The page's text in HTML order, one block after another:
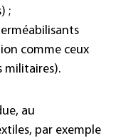
;
comme ceux
militaires).
au
par exemple